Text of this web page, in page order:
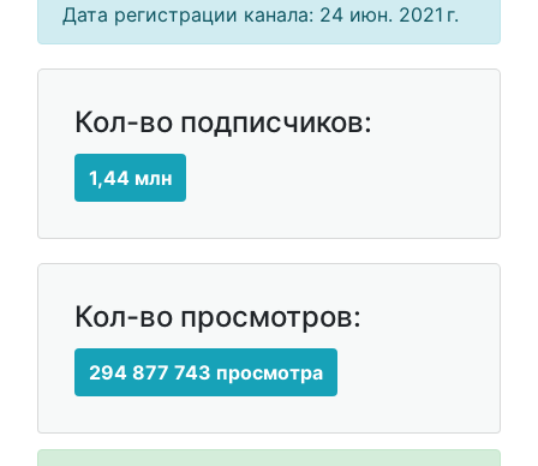
Дата регистрации канала: 24 июн. 2021 г.
Кол-во подписчиков:
1,44 млн
Кол-во просмотров:
294 877 743 просмотра